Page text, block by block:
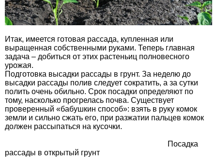
Итак, имеется готовая рассада, купленная или
выращенная собственными руками. Теперь главная
задача – добиться от этих растеньиц полновесного
урожая.
Подготовка высадки рассады в грунт. За неделю до
высадки рассады полив следует сократить, а за сутки
полить очень обильно. Срок посадки определяют по
тому, насколько прогрелась почва. Существует
проверенный «бабушкин способ»: взять в руку комок
земли и сильно сжать его, при разжатии пальцев комок
должен рассыпаться на кусочки.
Посадка
рассады в открытый грунт